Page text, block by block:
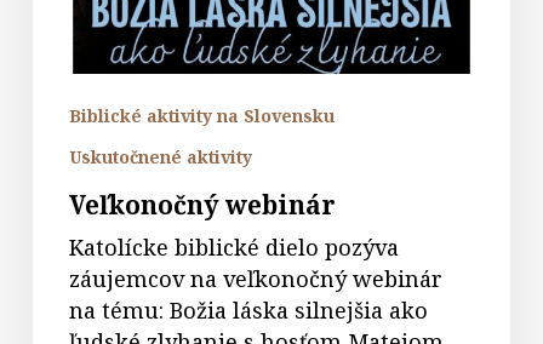
Biblické aktivity na Slovensku
Uskutočnené aktivity
Veľkonočný webinár
Katolícke biblické dielo pozýva
záujemcov na veľkonočný webinár
na tému: Božia láska silnejšia ako